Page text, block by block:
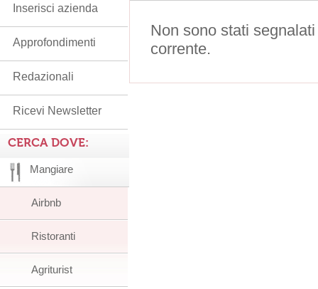
Non sono stati
corrente.
Inserisci azienda
Approfondimenti
Redazionali
Ricevi Newsletter
CERCA DOVE:
Mangiare
Airbnb
Ristoranti
Agriturist